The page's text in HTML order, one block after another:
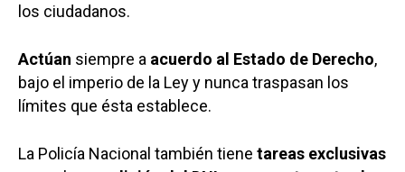
los ciudadanos.
Actúan siempre a acuerdo al Estado de Derecho,
bajo el imperio de la Ley y nunca traspasan los
límites que ésta establece.
La Policía Nacional también tiene tareas exclusivas
Toledo
Sanidad